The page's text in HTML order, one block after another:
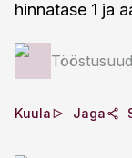
hinnatase 1 ja
Kuula Jaga